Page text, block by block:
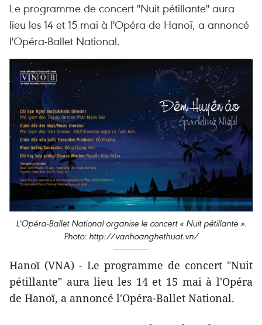
Le programme de concert "Nuit pétillante" aura
lieu les 14 et 15 mai à l'Opéra de Hanoï, a annoncé
l'Opéra-Ballet National.
L'Opéra-Ballet National organise le concert « Nuit pétillante ».
Photo: http://vanhoanghethuat.vn/
Hanoï (VNA) - Le programme de concert "Nuit
pétillante" aura lieu les 14 et 15 mai à l'Opéra
de Hanoï, a annoncé l'Opéra-Ballet National.